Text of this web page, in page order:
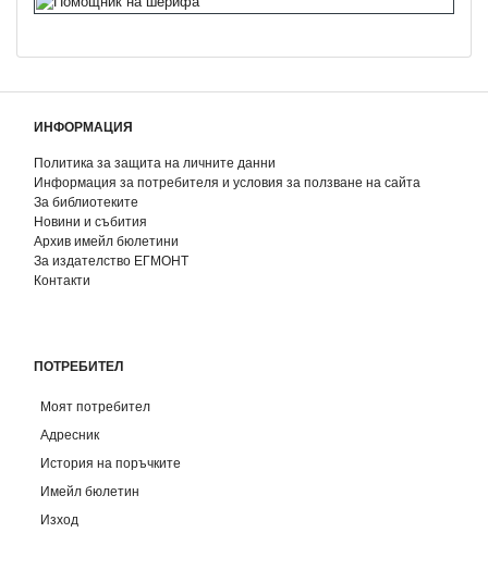
ИНФОРМАЦИЯ
Политика за защита на личните данни
Информация за потребителя и условия за ползване на сайта
За библиотеките
Новини и събития
Архив имейл бюлетини
За издателство ЕГМОНТ
Контакти
ПОТРЕБИТЕЛ
Моят потребител
Адресник
История на поръчките
Имейл бюлетин
Изход